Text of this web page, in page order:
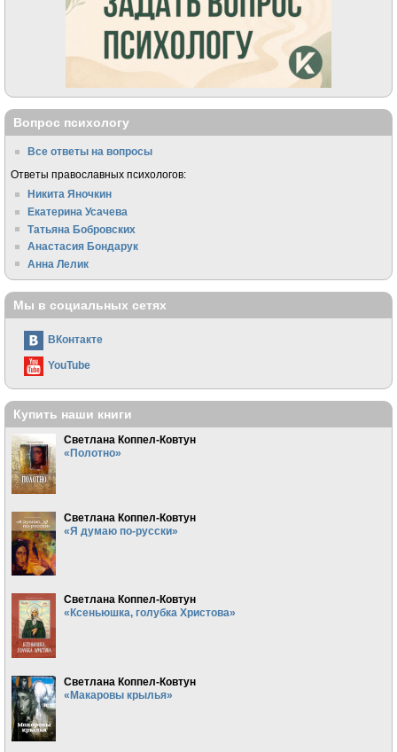
Вопрос психологу
Все ответы на вопросы
Ответы православных психологов:
Никита Яночкин
Екатерина Усачева
Татьяна Бобровских
Анастасия Бондарук
Анна Лелик
Мы в социальных сетях
ВКонтакте
YouTube
Купить наши книги
Светлана Коппел-Ковтун
«Полотно»
Светлана Коппел-Ковтун
«Я думаю по-русски»
Светлана Коппел-Ковтун
«Ксеньюшка, голубка Христова»
Светлана Коппел-Ковтун
«Макаровы крылья»